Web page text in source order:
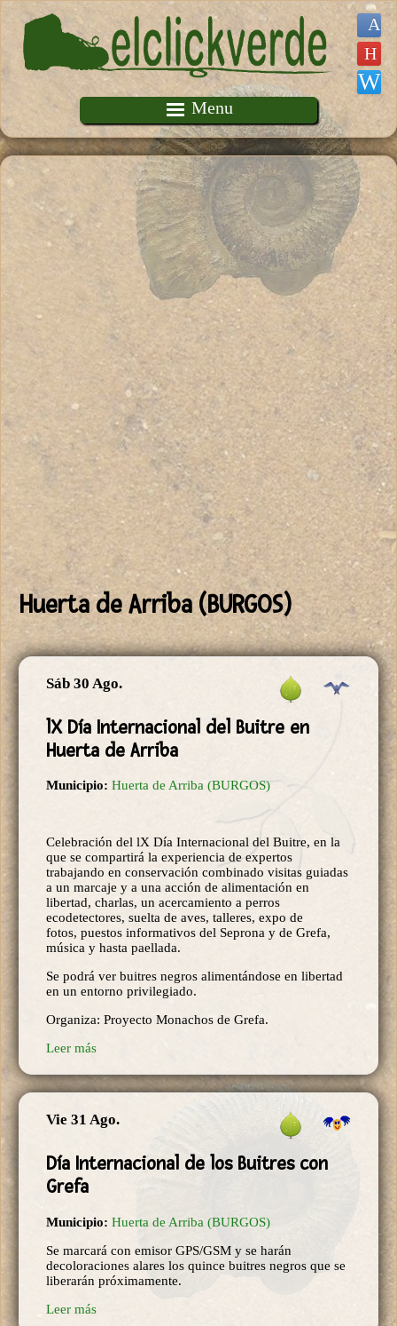
Pasar al contenido principal
Menu
Huerta de Arriba (BURGOS)
Sáb 30 Ago.
lX Día Internacional del Buitre en
Huerta de Arriba
Municipio: Huerta de Arriba (BURGOS)
Celebración del lX Día Internacional del Buitre, en la
que se compartirá la experiencia de expertos
trabajando en conservación combinado visitas guiadas
a un marcaje y a una acción de alimentación en
libertad, charlas, un acercamiento a perros
ecodetectores, suelta de aves, talleres, expo de
fotos, puestos informativos del Seprona y de Grefa,
música y hasta paellada.
Se podrá ver buitres negros alimentándose en libertad
en un entorno privilegiado.
Organiza: Proyecto Monachos de Grefa.
Leer más
Vie 31 Ago.
Día Internacional de los Buitres con
Grefa
Municipio: Huerta de Arriba (BURGOS)
Se marcará con emisor GPS/GSM y se harán
decoloraciones alares los quince buitres negros que se
liberarán próximamente.
Leer más